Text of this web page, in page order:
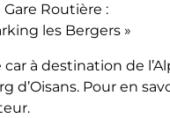
Routière :
les Bergers »
à destination de
d’Oisans. Pour en